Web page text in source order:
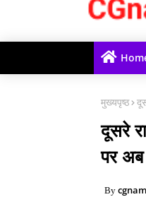
मुख्यपृष्ठ
दूसरे
पर अब